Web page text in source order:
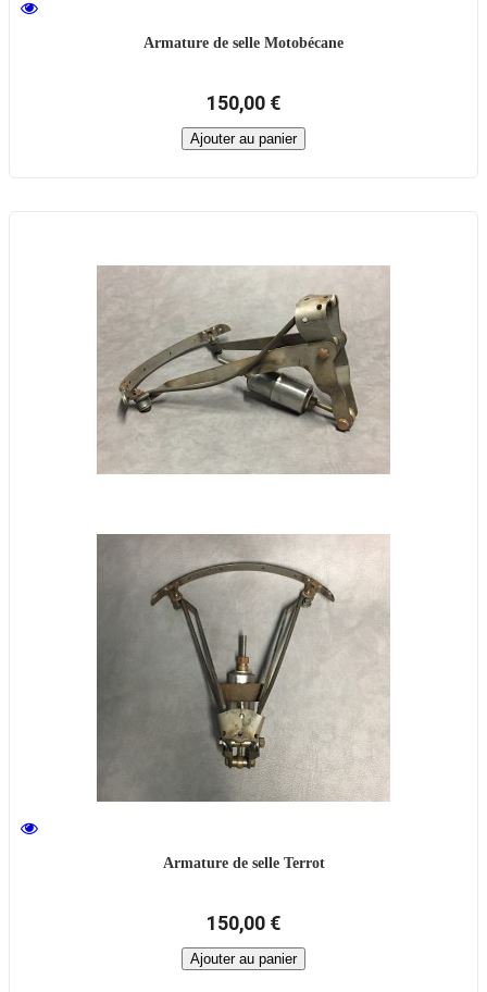
Armature de selle Motobécane
150,00 €
Ajouter au panier
Armature de selle Terrot
150,00 €
Ajouter au panier